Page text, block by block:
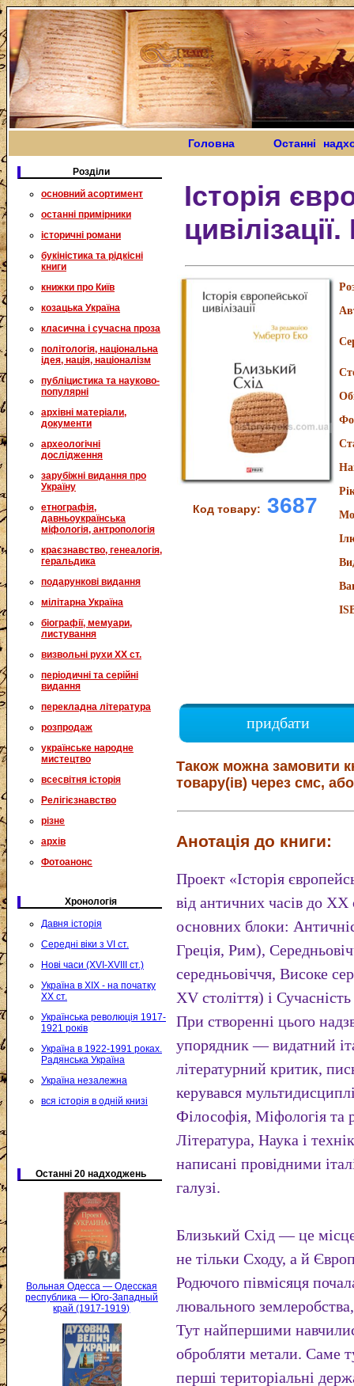
Головна Останні
Розділи
основний асортимент
останні примірники
історичні романи
букіністика та рідкісні
книги
книжки про Київ
козацька Україна
класична і сучасна проза
політологія, національна
ідея, нація, націоналізм
публіцистика та науково-
популярні
архівні матеріали,
документи
археологічні
дослідження
зарубіжні видання про
Україну
етнографія,
давньоукраїнська
міфологія, антропологія
краєзнавство, генеалогія,
геральдика
подарункові видання
мілітарна Україна
біографії, мемуари,
листування
визвольні рухи XX ст.
періодичні та серійні
видання
перекладна література
розпродаж
українське народне
мистецтво
всесвітня історія
Релігієзнавство
різне
архів
Фотоанонс
Хронологія
Давня історія
Середні віки з VI ст.
Нові часи (XVI-XVIII ст.)
Україна в XIX - на початку
XX ст.
Українська революція 1917-
1921 років
Україна в 1922-1991 роках.
Радянська Україна
Україна незалежна
вся історія в одній книзі
Останні 20 надходжень
Вольная Одесса — Одесская
республика — Юго-Западный
край (1917-1919)
Історія
Код товару: 3687
придбати
Також можна замовити
товару(ів) через смс,
Анотація до книги:
Проект «Історія
від античних часів до XX
основних блоки:
Греція, Рим),
середньовіччя, Високе
XV століття) і
При створенні цього
упорядник — видатний
літературний критик,
керувався
Філософія, Міфологія та
Література, Наука і
написані провідними
галузі.
Близький Схід — це
не тільки Сходу, а й
Родючого півмісяця
лювального
Тут найпершими
обробляти метали. Саме
перші територіальні